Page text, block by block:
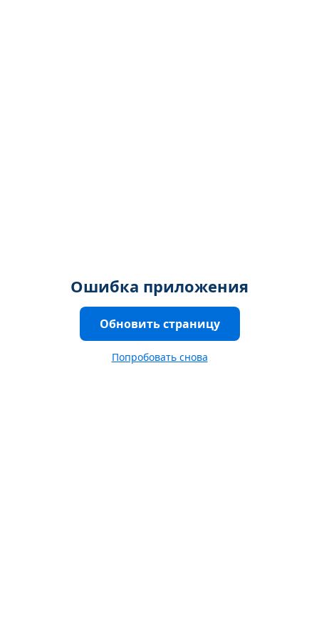
Ошибка приложения
Обновить страницу
Попробовать снова